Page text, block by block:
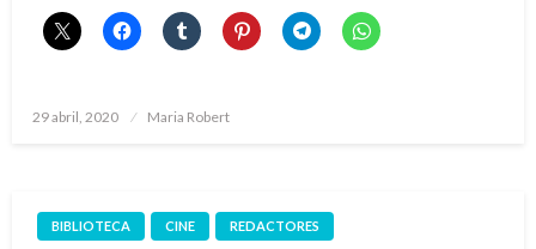
Publicado
29 abril, 2020 Maria Robert
BIBLIOTECA CINE REDACTORES